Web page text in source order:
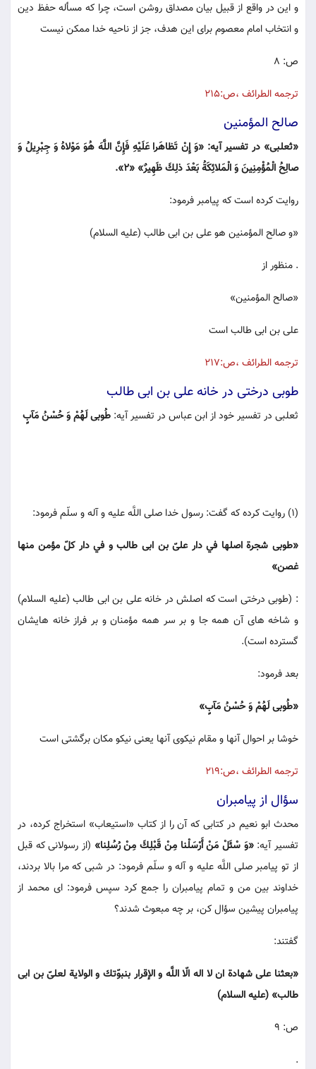
و اين در واقع از قبيل بيان مصداق روشن است، چرا كه مسأله حفظ دين
و انتخاب امام معصوم براى اين هدف، جز از ناحيه خدا ممكن نيست
ص: 8
ترجمه الطرائف ،ص:215
صالح المؤمنين
«ثعلبى» در تفسير آيه: «وَ إِنْ تَظاهَرا عَلَيْهِ فَإِنَّ اللَّهَ هُوَ مَوْلاهُ وَ جِبْرِيلُ وَ
صالِحُ الْمُؤْمِنِينَ وَ الْمَلائِكَةُ بَعْدَ ذلِكَ ظَهِيرٌ» «2».
روايت كرده است كه پيامبر فرمود:
«و صالح المؤمنين هو على بن ابى طالب (عليه السلام)
. منظور از
«صالح المؤمنين»
على بن ابى طالب است
ترجمه الطرائف ،ص:217
طوبى درختى در خانه على بن ابى طالب
ثعلبى در تفسير خود از ابن عباس در تفسير آيه: طُوبى لَهُمْ وَ حُسْنُ مَآبٍ
(1) روايت كرده كه گفت: رسول خدا صلى اللَّه عليه و آله و سلّم فرمود:
«طوبى شجرة اصلها في دار علىّ بن ابى طالب و في دار كلّ مؤمن منها
غصن»
: (طوبى درختى است كه اصلش در خانه على بن ابى طالب (عليه السلام)
و شاخه هاى آن همه جا و بر سر همه مؤمنان و بر فراز خانه هايشان
گسترده است).
بعد فرمود:
«طُوبى لَهُمْ وَ حُسْنُ مَآبٍ»
خوشا بر احوال آنها و مقام نيكوى آنها يعنى نيكو مكان برگشتى است
ترجمه الطرائف ،ص:219
سؤال از پيامبران
محدث ابو نعيم در كتابى كه آن را از كتاب «استيعاب» استخراج كرده، در
تفسير آيه:«وَ سْئَلْ مَنْ أَرْسَلْنا مِنْ قَبْلِكَ مِنْ رُسُلِنا» (از رسولانى كه قبل
از تو پيامبر صلى اللَّه عليه و آله و سلّم فرمود: در شبى كه مرا بالا بردند،
خداوند بين من و تمام پيامبران را جمع كرد سپس فرمود: اى محمد از
پيامبران پيشين سؤال كن، بر چه مبعوث شدند؟
گفتند:
«بعثنا على شهادة ان لا اله الّا اللَّه و الإقرار بنبوّتك و الولاية لعلىّ بن ابى
طالب» (عليه السلام)
ص: 9
.